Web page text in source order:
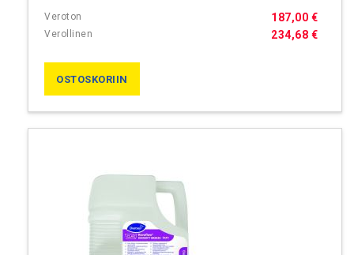
234,68 €
187,00 €
OSTOSKORIIN